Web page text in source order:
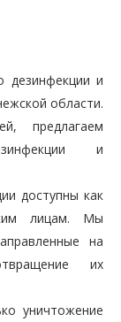
дезинфекции и
области.
предлагаем
и
доступны как
лицам. Мы
на
их
уничтожение